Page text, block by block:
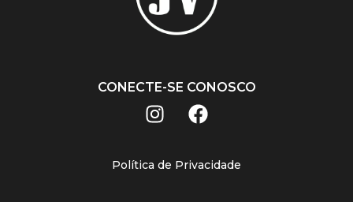
CONECTE-SE CONOSCO
Política de Privacidade